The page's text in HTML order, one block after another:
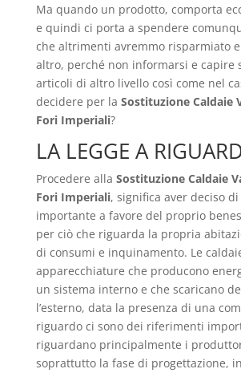
Ma quando un prodotto, comporta
e quindi ci porta a spendere
che altrimenti avremmo risparmiato
altro, perché non informarsi e capire
articoli di altro livello così come nel
decidere per la Sostituzione Caldaie
Fori Imperiali?
LA LEGGE A
Procedere alla Sostituzione Caldaie
Fori Imperiali, significa aver deciso
importante a favore del proprio
per ciò che riguarda la propria
di consumi e inquinamento. Le
apparecchiature che producono
un sistema interno e che scaricano
l’esterno, data la presenza di una
riguardo ci sono dei riferimenti
riguardano principalmente i
soprattutto la fase di progettazione,